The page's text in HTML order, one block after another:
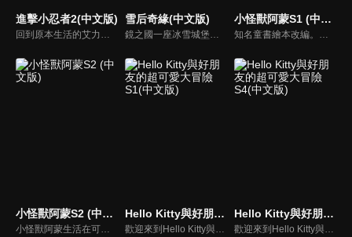
進擊小忍者2(中文版)
回到原本生活的艾力克斯，正煩惱著和潔西卡之間的關係不順遂，此時忍者突然以刺蝟之姿出現在他面前，原來艾普明快要被釋放了！憑藉著艾力克斯聰明的腦袋，他們來到泰國，艾力克斯和忍者也在不斷磨合中，成為最佳拍檔，甚至團隊還多了尚恩加入！
雪后奇緣(中文版)
鏡之國一座冰雪城堡，冰雪女王警告女兒艾拉神祕封印下住著邪惡的冰雪妖魔。山精旅行家來到冰雪城堡探險，卻意外打開封印，釋放出邪惡冰雪妖魔不僅擾亂鏡之國和人類世界。艾拉和山精一起尋找冒險家凱和格爾達，只有他們能幫助對付冰雪妖魔。究竟他們能否擊敗這些冰雪妖魔，解除鏡之國和人類世界的危機？
小怪獸阿蒙S1 (中文版)
知名童書繪本改編。故事講述的是小怪獸阿蒙醜醜的外表下，有著一顆敏感細膩的心。他希望有人能愛他，包容他，陪伴他，愛他本來的樣子。這個系列圍繞“愛”的主題，恰恰是父母對孩子所有愛的表現。
小怪獸阿蒙S2 (中文版)
小怪獸阿蒙生活在可愛的絨毛鎮上，他每天都會面對一些有趣的挑戰。幸運地是他是你見過最有愛心的小怪獸，並且在他的朋友們的幫助下，他會從中找到正確的事去做(即使他還不知道那是什麼)，學會跟隨他自己的內心。
Hello Kitty與好朋友的超可愛大冒險S1(中文版)
歡迎來到Hello Kitty與好朋友的超可愛大冒險!與Hello Kitty, 大眼蛙, 酷企鵝, 美樂蒂, 布丁狗還有酷洛米, 準備和朋友們一起經歷有趣的冒險吧!
Hello Kitty與好朋友的超可愛大冒險S4(中文版)
歡迎來到Hello Kitty與好朋友的超可愛大冒險!與Hello Kitty, 大眼蛙, 酷企鵝, 美樂蒂, 布丁狗還有酷洛米, 準備和朋友們一起經歷有趣的冒險吧!